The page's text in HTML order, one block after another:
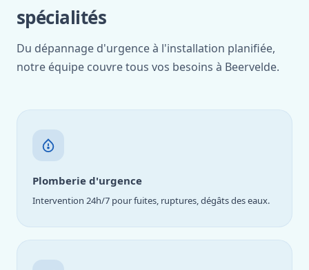
spécialités
Du dépannage d'urgence à l'installation planifiée,
notre équipe couvre tous vos besoins à Beervelde.
Plomberie d'urgence
Intervention 24h/7 pour fuites, ruptures, dégâts des eaux.